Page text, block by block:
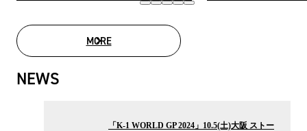
MOREMOVIE LIST
NEWS
「K-1 WORLD GP 2024」10.5(土)大阪 ストー